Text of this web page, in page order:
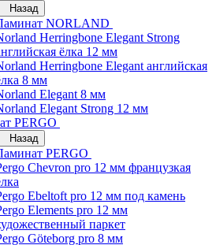
Назад
NORLAND
Herringbone Elegant Strong
ёлка 12 мм
Herringbone Elegant английская
8 мм
Elegant 8 мм
Elegant Strong 12 мм
PERGO
Назад
PERGO
Chevron pro 12 мм французкая
Ebeltoft pro 12 мм под камень
Elements pro 12 мм
паркет
Göteborg pro 8 мм